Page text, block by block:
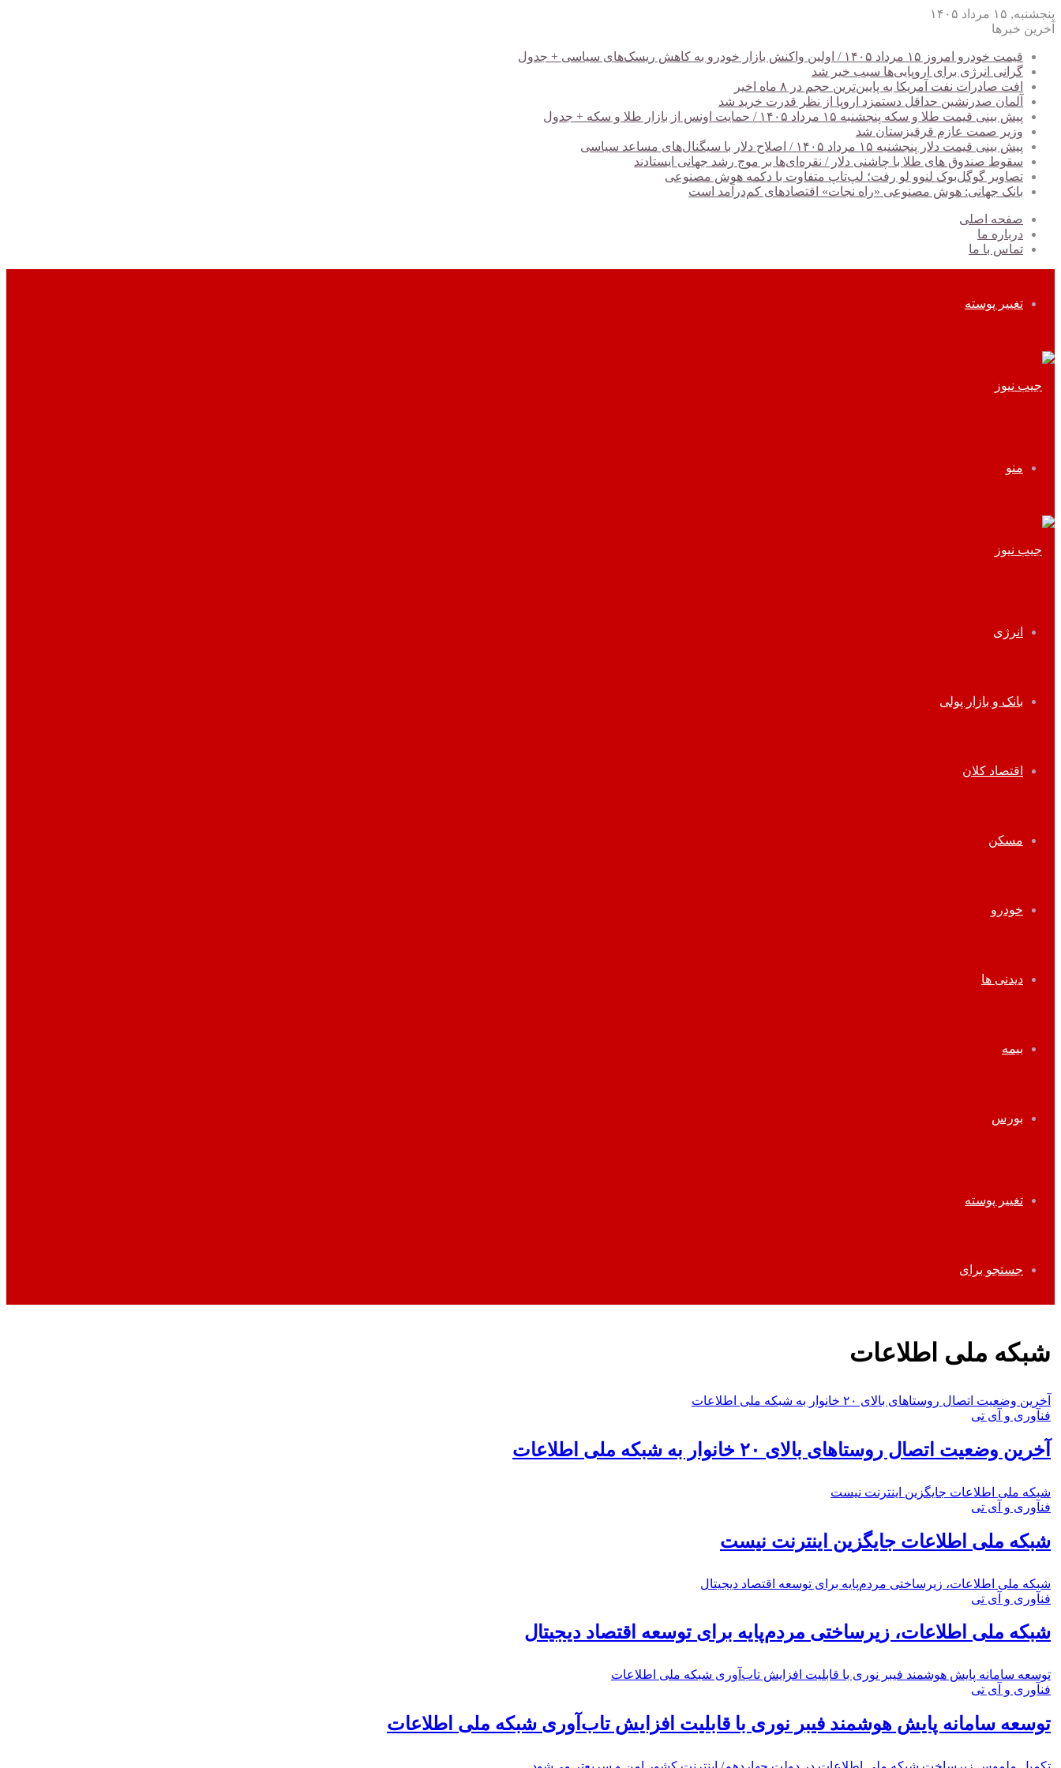
پنجشنبه, ۱۵ مرداد ۱۴۰۵
آخرین خبرها
قیمت خودرو امروز ۱۵ مرداد ۱۴۰۵ / اولین واکنش بازار خودرو به کاهش ریسک‌های سیاسی + جدول
گرانی انرژی برای اروپایی‌ها سبب خیر شد
افت صادرات نفت آمریکا به پایین‌ترین حجم در ۸ ماه اخیر
آلمان صدرنشین حداقل دستمزد اروپا از نظر قدرت خرید شد
پیش‌ بینی قیمت طلا و سکه پنجشنبه ۱۵ مرداد ۱۴۰۵ / حمایت اونس از بازار طلا و سکه + جدول
وزیر صمت عازم قرقیزستان شد
پیش ‌بینی قیمت دلار پنجشنبه ۱۵ مرداد ۱۴۰۵ / اصلاح دلار با سیگنال‌های مساعد سیاسی
سقوط صندوق های طلا با چاشنی دلار / نقره‌ای‌ها بر موج رشد جهانی ایستادند
تصاویر گوگل‌بوک لنوو لو رفت؛ لپ‌تاپ متفاوت با دکمه هوش مصنوعی
بانک جهانی: هوش مصنوعی «راه نجات» اقتصادهای کم‌درآمد است
صفحه اصلی
درباره ما
تماس با ما
تغییر پوسته
منو
انرژی
بانک و بازار پولی
اقتصاد کلان
مسکن
خودرو
دیدنی ها
بیمه
بورس
تغییر پوسته
جستجو برای
شبکه ملی اطلاعات
آخرین وضعیت اتصال روستاهای بالای ۲۰ خانوار به شبکه ملی اطلاعات
فنآوری و آی تی
آخرین وضعیت اتصال روستاهای بالای ۲۰ خانوار به شبکه ملی اطلاعات
شبکه ملی اطلاعات جایگزین اینترنت نیست
فنآوری و آی تی
شبکه ملی اطلاعات جایگزین اینترنت نیست
شبکه ملی اطلاعات، زیرساختی مردم‌پایه برای توسعه اقتصاد دیجیتال
فنآوری و آی تی
شبکه ملی اطلاعات، زیرساختی مردم‌پایه برای توسعه اقتصاد دیجیتال
توسعه سامانه پایش هوشمند فیبر نوری با قابلیت افزایش تاب‌آوری شبکه ملی اطلاعات
فنآوری و آی تی
توسعه سامانه پایش هوشمند فیبر نوری با قابلیت افزایش تاب‌آوری شبکه ملی اطلاعات